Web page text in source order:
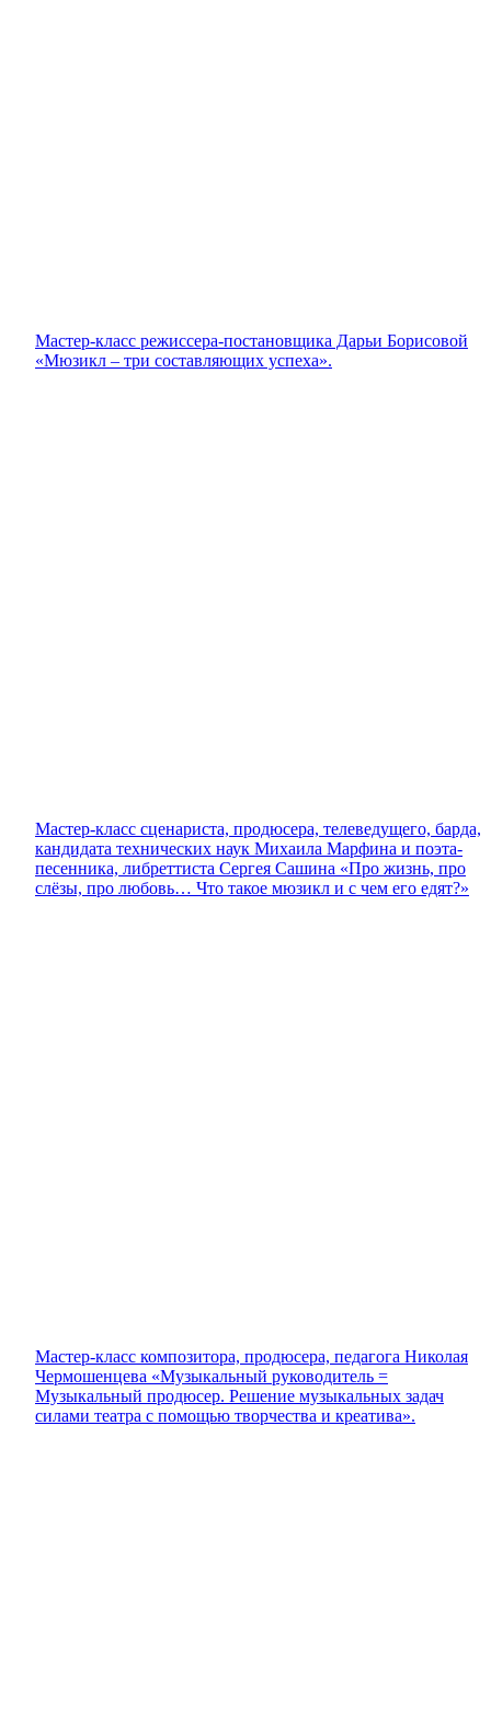
Мастер-класс режиссера-постановщика Дарьи Борисовой
«Мюзикл – три составляющих успеха».
Мастер-класс сценариста, продюсера, телеведущего, барда,
кандидата технических наук Михаила Марфина и поэта-
песенника, либреттиста Сергея Сашина «Про жизнь, про
слёзы, про любовь… Что такое мюзикл и с чем его едят?»
Мастер-класс композитора, продюсера, педагога Николая
Чермошенцева «Музыкальный руководитель =
Музыкальный продюсер. Решение музыкальных задач
силами театра с помощью творчества и креатива».